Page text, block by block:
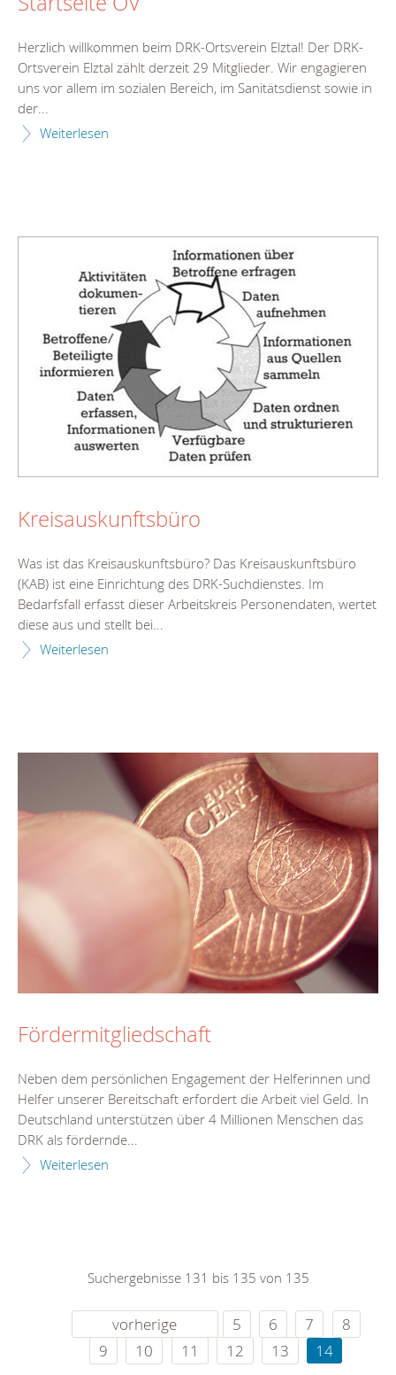
Herzlich willkommen beim DRK-Ortsverein Elztal! Der DRK-
Ortsverein Elztal zählt derzeit 29 Mitglieder. Wir engagieren
uns vor allem im sozialen Bereich, im Sanitätsdienst sowie in
der...
Weiterlesen
Kreisauskunftsbüro
Was ist das Kreisauskunftsbüro? Das Kreisauskunftsbüro
(KAB) ist eine Einrichtung des DRK-Suchdienstes. Im
Bedarfsfall erfasst dieser Arbeitskreis Personendaten, wertet
diese aus und stellt bei...
Weiterlesen
Fördermitgliedschaft
Neben dem persönlichen Engagement der Helferinnen und
Helfer unserer Bereitschaft erfordert die Arbeit viel Geld. In
Deutschland unterstützen über 4 Millionen Menschen das
DRK als fördernde...
Weiterlesen
Suchergebnisse 131 bis 135 von 135
vorherige 5 6 7
8
9
10 11 12 13 14